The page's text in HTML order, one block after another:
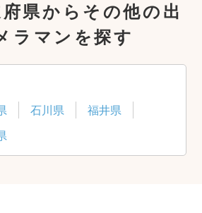
県からその他の出
ラマンを探す
石川県
福井県